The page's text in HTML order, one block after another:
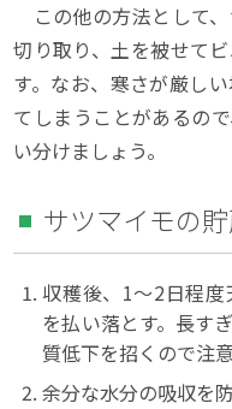
この他の方法として
切り取り、土を被せて
す。なお、寒さが厳し
てしまうことがあるの
い分けましょう。
サツマイモの
収穫後、1～2日程
を払い落とす。長す
質低下を招くので注意
余分な水分の吸収を